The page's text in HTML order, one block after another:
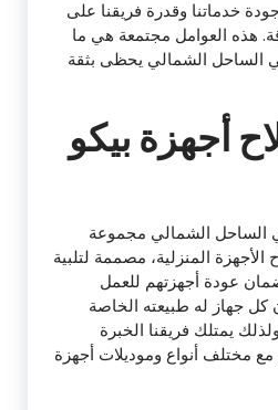
خدماتنا وقدرة فريقنا على
هذه العوامل مجتمعة هي ما
الساحل الشمالي يحظى بثقة
أجهزة بيكو
الساحل الشمالي مجموعة
المنزلية، مصممة لتلبية
عودة أجهزتهم للعمل
كل جهاز له طبيعته الخاصة
يمتلك فريقنا الخبرة
مع مختلف أنواع وموديلات أجهزة